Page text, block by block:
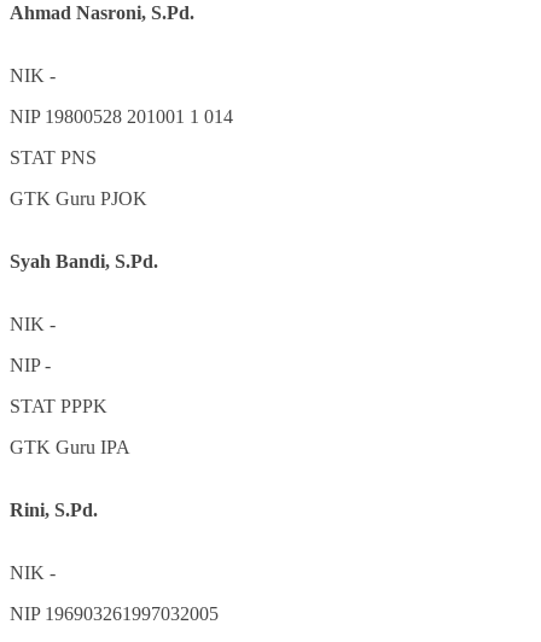
Ahmad Nasroni, S.Pd.
NIK -
NIP 19800528 201001 1 014
STAT PNS
GTK Guru PJOK
Syah Bandi, S.Pd.
NIK -
NIP-
STAT PPPK
GTK Guru IPA
Rini, S.Pd.
NIK -
NIP 196903261997032005